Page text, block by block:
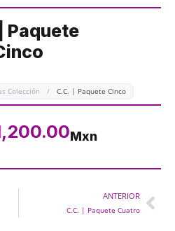
Paquete
Colección / C.C. | Paquete Cinco
Mxn
ANTERIOR
C.C. | Paquete Cuatro